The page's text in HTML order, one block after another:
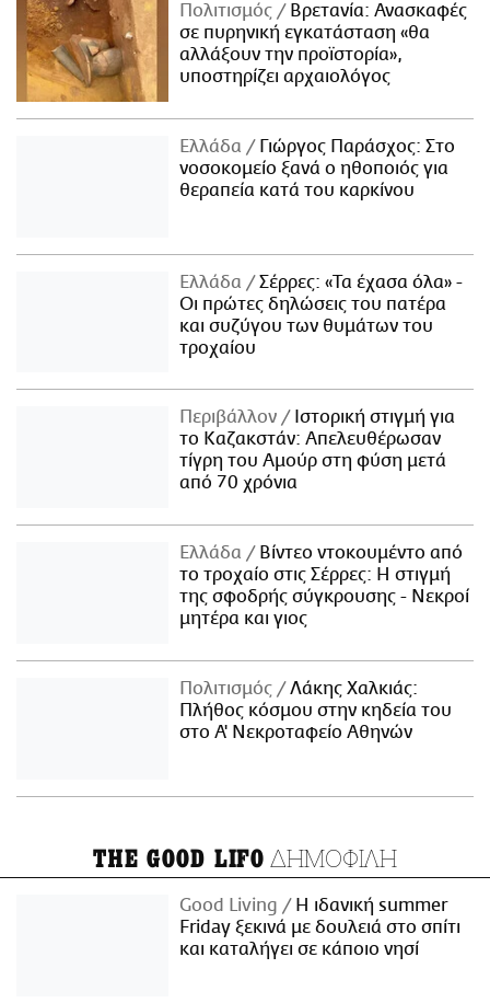
Πολιτισμός
Βρετανία: Ανασκαφές
σε πυρηνική εγκατάσταση «θα
αλλάξουν την προϊστορία»,
υποστηρίζει αρχαιολόγος
Ελλάδα
Γιώργος Παράσχος: Στο
νοσοκομείο ξανά ο ηθοποιός για
θεραπεία κατά του καρκίνου
Ελλάδα
Σέρρες: «Τα έχασα όλα» -
Οι πρώτες δηλώσεις του πατέρα
και συζύγου των θυμάτων του
τροχαίου
Περιβάλλον
Ιστορική στιγμή για
το Καζακστάν: Απελευθέρωσαν
τίγρη του Αμούρ στη φύση μετά
από 70 χρόνια
Ελλάδα
Βίντεο ντοκουμέντο από
το τροχαίο στις Σέρρες: Η στιγμή
της σφοδρής σύγκρουσης - Νεκροί
μητέρα και γιος
Πολιτισμός
Λάκης Χαλκιάς:
Πλήθος κόσμου στην κηδεία του
στο Α' Νεκροταφείο Αθηνών
THE GOOD LIFO ΔΗΜΟΦΙΛΗ
Good Living
Η ιδανική summer
Friday ξεκινά με δουλειά στο σπίτι
και καταλήγει σε κάποιο νησί